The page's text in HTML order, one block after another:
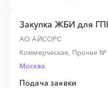
Закупка ЖБИ для
АО АЙСОРС
Коммерческая, Прочее №
Москва
Подача заявки